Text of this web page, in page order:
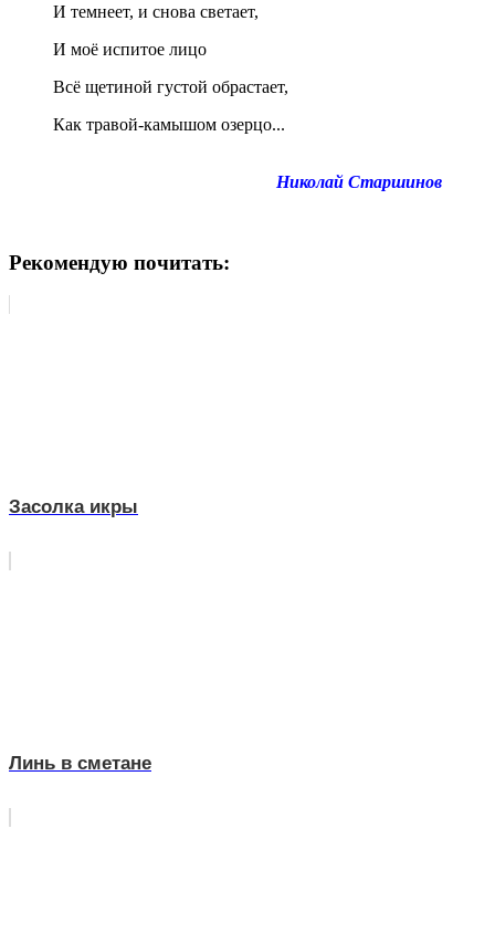
И темнеет, и снова светает,
И моё испитое лицо
Всё щетиной густой обрастает,
Как травой-камышом озерцо...
Николай Старшинов
Рекомендую почитать:
Засолка икры
Линь в сметане